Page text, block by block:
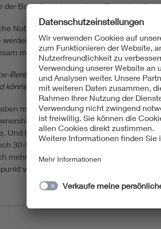
der Baureihen durchgehen. Da gibt es
Nutzfahrzeuge und
am Anfang in Nischen platziert,
mit Partnern wie Nikola Motor.
Bereich, dass batterieelektrische
können Sie sie überzeugen, dass das am
mit Pkws nichts zu tun. Wir sind
und der guckt ganz genau hin:
Und batterieelektrische Nutzfahrzeuge
30-50 Prozent günstiger als die heute
mehr kosten. Wir spielen auch auf der
wichtiger als der Anschaffungspreis